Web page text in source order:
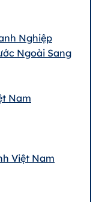
Nghiệp
Ngoài Sang
Nam
Việt Nam